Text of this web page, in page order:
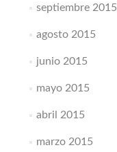
septiembre 2015
agosto 2015
junio 2015
mayo 2015
abril 2015
marzo 2015